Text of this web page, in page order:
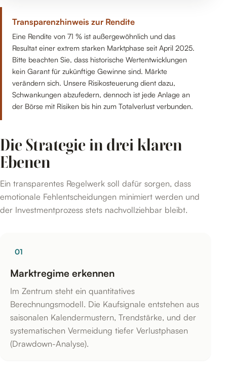
Transparenzhinweis zur Rendite
Eine Rendite von 71 % ist außergewöhnlich und das
Resultat einer extrem starken Marktphase seit April 2025.
Bitte beachten Sie, dass historische Wertentwicklungen
kein Garant für zukünftige Gewinne sind. Märkte
verändern sich. Unsere Risikosteuerung dient dazu,
Schwankungen abzufedern, dennoch ist jede Anlage an
der Börse mit Risiken bis hin zum Totalverlust verbunden.
Die Strategie in drei klaren
Ebenen
Ein transparentes Regelwerk soll dafür sorgen, dass
emotionale Fehlentscheidungen minimiert werden und
der Investmentprozess stets nachvollziehbar bleibt.
01
Marktregime erkennen
Im Zentrum steht ein quantitatives
Berechnungsmodell. Die Kaufsignale entstehen aus
saisonalen Kalendermustern, Trendstärke, und der
systematischen Vermeidung tiefer Verlustphasen
(Drawdown-Analyse).